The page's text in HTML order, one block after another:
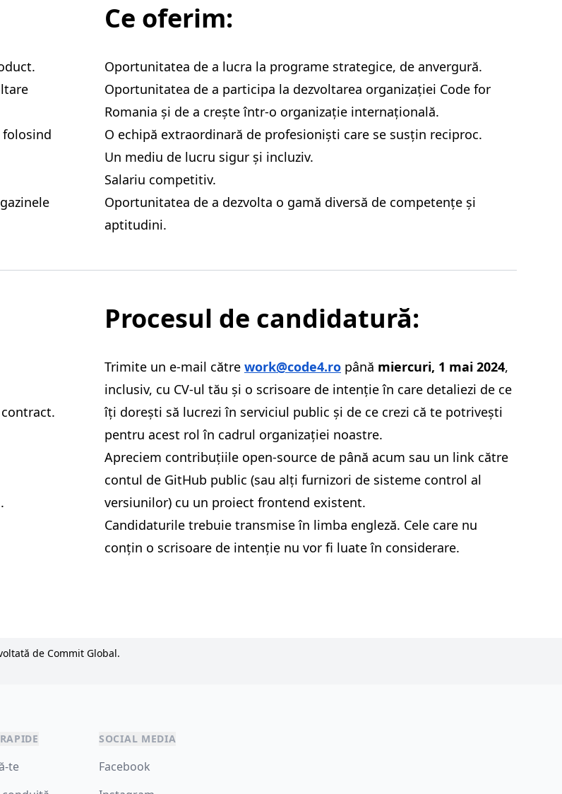
Ce oferim:
Oportunitatea de a lucra la programe strategice, de anvergură.
Oportunitatea de a participa la dezvoltarea organizației Code for
Romania și de a crește într-o organizație internațională.
O echipă extraordinară de profesioniști care se susțin reciproc.
Un mediu de lucru sigur și incluziv.
Salariu competitiv.
Oportunitatea de a dezvolta o gamă diversă de competențe și
aptitudini.
Procesul de candidatură:
Trimite un e-mail către work@code4.ro până miercuri, 1 mai 2024,
inclusiv, cu CV-ul tău și o scrisoare de intenție în care detaliezi de ce
îți dorești să lucrezi în serviciul public și de ce crezi că te potrivești
pentru acest rol în cadrul organizației noastre.
Apreciem contribuțiile open-source de până acum sau un link către
contul de GitHub public (sau alți furnizori de sisteme control al
versiunilor) cu un proiect frontend existent.
Candidaturile trebuie transmise în limba engleză. Cele care nu
conțin o scrisoare de intenție nu vor fi luate în considerare.
de Commit Global.
te
SOCIAL MEDIA
Facebook